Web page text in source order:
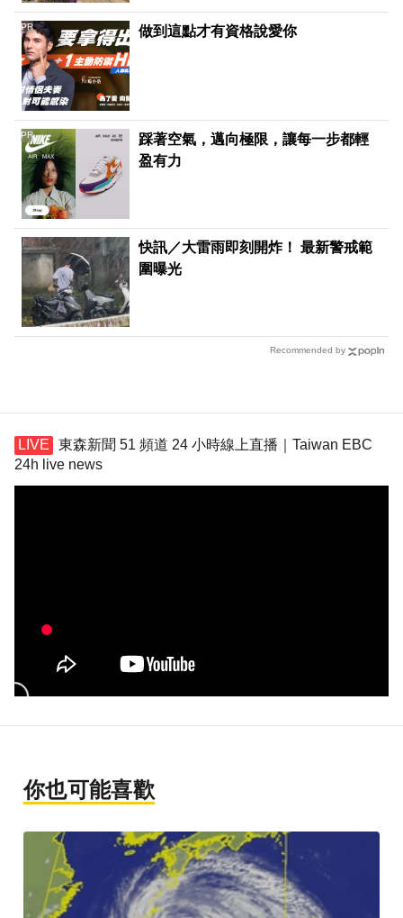
做到這點才有資格說愛你
PR
踩著空氣，邁向極限，讓每一步都輕
盈有力
PR
快訊／大雷雨即刻開炸！ 最新警戒範
圍曝光
Recommended by
東森新聞 51 頻道 24 小時線上直播｜Taiwan EBC
24h live news
你也可能喜歡